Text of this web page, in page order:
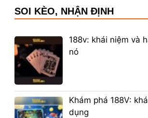
SOI KÈO, NHẬN ĐỊNH
188v: khái niệm và
nó
Khám phá 188V:
dụng